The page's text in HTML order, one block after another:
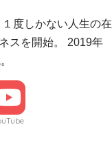
度しかない人生の在
スを開始。 2019年